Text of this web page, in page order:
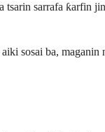
sarrafa ƙarfin
sosai ba,